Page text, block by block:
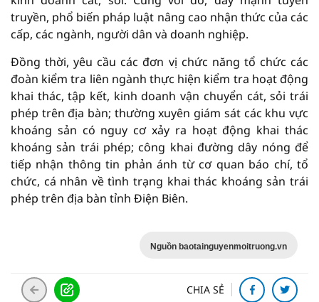
truyền, phổ biến pháp luật nâng cao nhận thức của các
cấp, các ngành, người dân và doanh nghiệp.
Đồng thời, yêu cầu các đơn vị chức năng tổ chức các
đoàn kiểm tra liên ngành thực hiện kiểm tra hoạt động
khai thác, tập kết, kinh doanh vận chuyển cát, sỏi trái
phép trên địa bàn; thường xuyên giám sát các khu vực
khoáng sản có nguy cơ xảy ra hoạt động khai thác
khoáng sản trái phép; công khai đường dây nóng để
tiếp nhận thông tin phản ánh từ cơ quan báo chí, tổ
chức, cá nhân về tình trạng khai thác khoáng sản trái
phép trên địa bàn tỉnh Điện Biên.
Nguồn baotainguyenmoitruong.vn
CHIA SẺ